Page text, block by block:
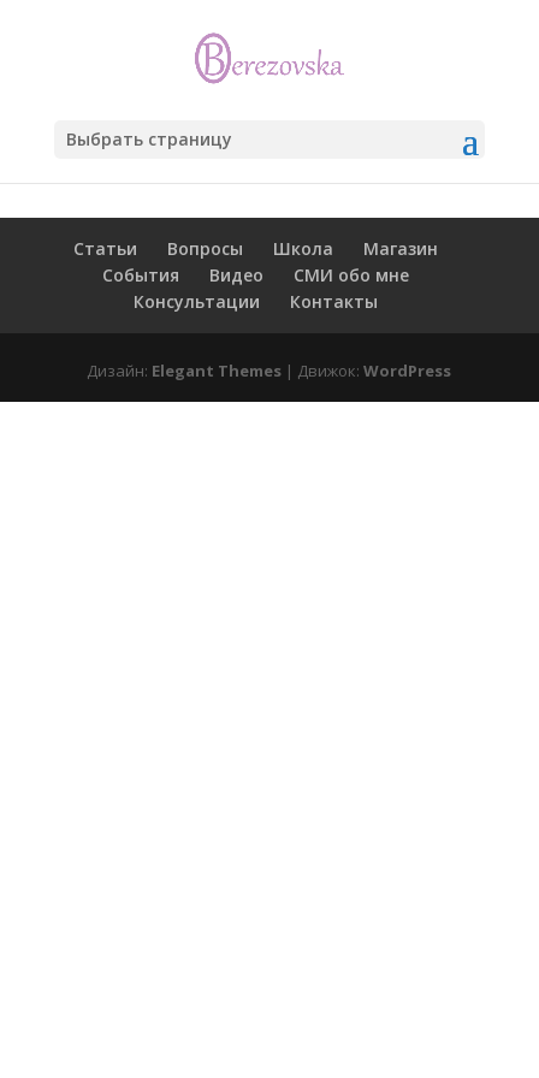
Выбрать страницу
Статьи Вопросы Школа
Магазин
События
Видео
СМИ обо мне
Консультации
Контакты
Дизайн: Elegant Themes | Движок:WordPress